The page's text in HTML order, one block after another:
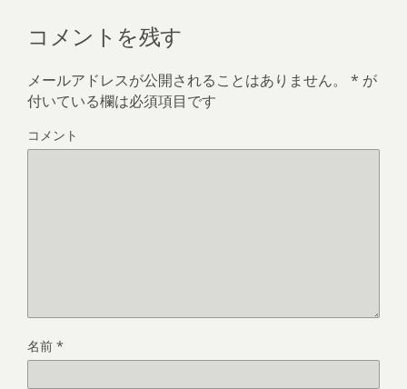
コメントを残す
メールアドレスが公開されることはありません。 * が
付いている欄は必須項目です
コメント
名前 *